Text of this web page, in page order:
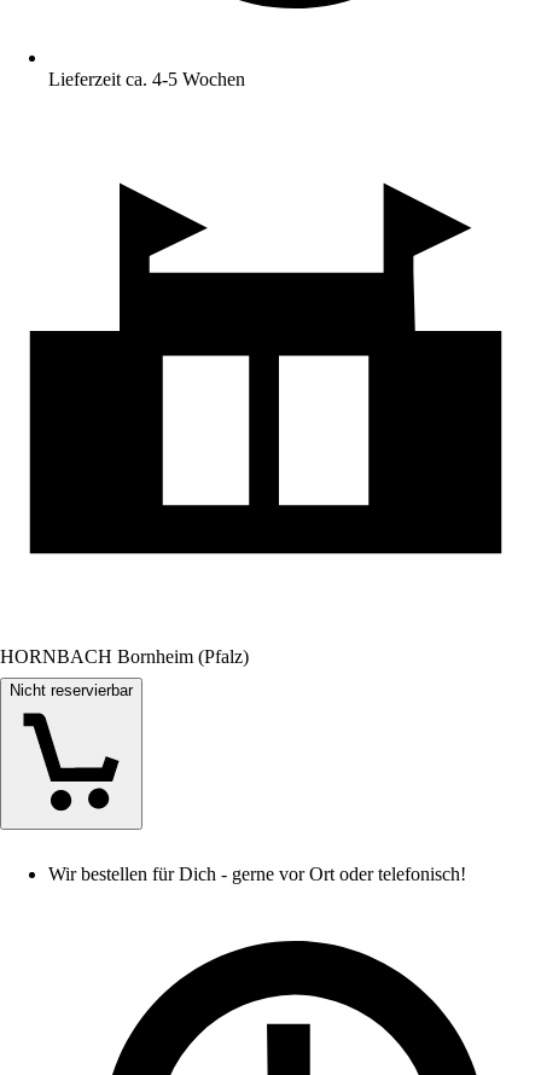
Lieferzeit ca. 4-5 Wochen
HORNBACH Bornheim (Pfalz)
Nicht reservierbar
Wir bestellen für Dich - gerne vor Ort oder telefonisch!